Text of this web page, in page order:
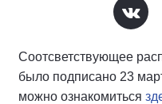
Соотсветствующее
было подписано 23
можно ознакомиться